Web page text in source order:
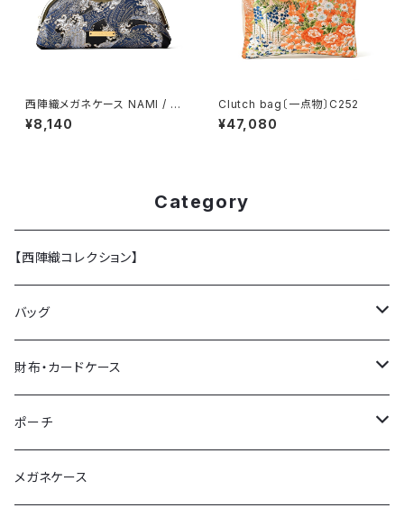
西陣織メガネケース NAMI / N
GC13
¥8,140
Clutch bag〔一点物〕C252
¥47,080
Category
【西陣織コレクション】
バッグ
トートバッグ
ショルダーバッグ
ミニクラッチバッグ
財布・カードケース
ミニ財布 (カードケース)
チェーン付ミニ財布
ポーチ
ポーチL
メガネケース